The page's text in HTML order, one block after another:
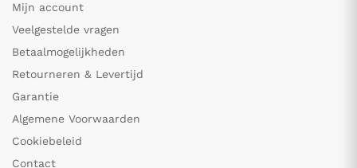
Mijn account
Veelgestelde vragen
Betaalmogelijkheden
Retourneren & Levertijd
Garantie
Algemene Voorwaarden
Cookiebeleid
Contact